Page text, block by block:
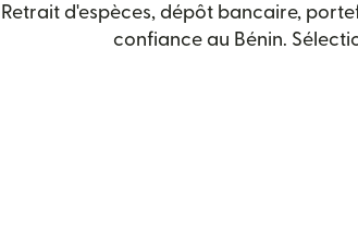
Retrait d'espèces, dépôt bancaire,
confiance au Bénin.